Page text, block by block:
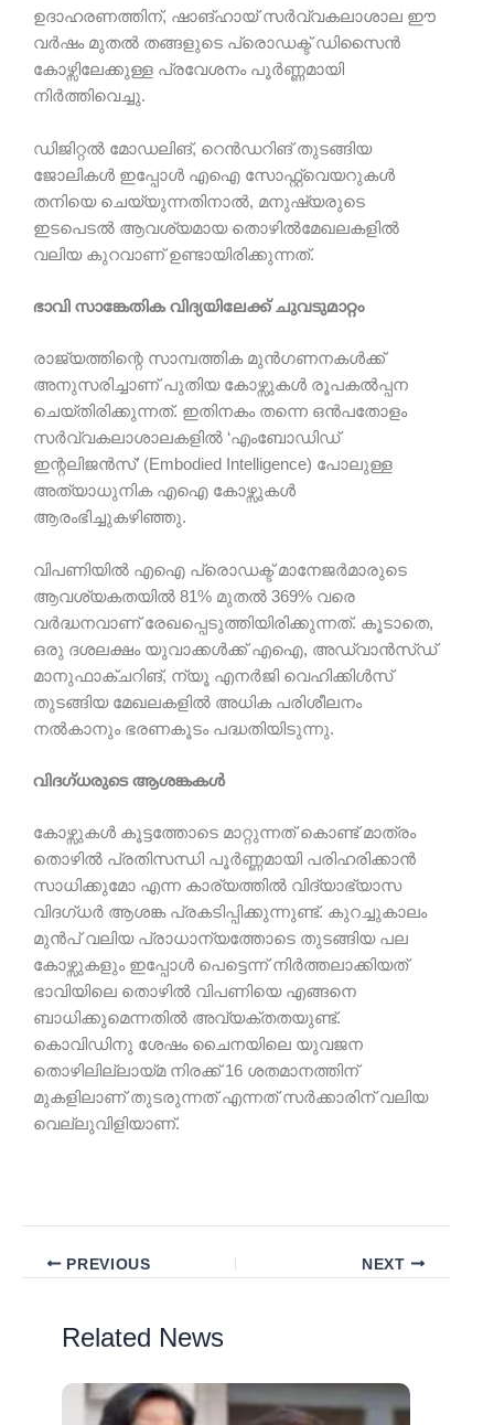
ഉദാഹരണത്തിന്, ഷാങ്ഹായ് സർവ്വകലാശാല ഈ
വർഷം മുതൽ തങ്ങളുടെ പ്രൊഡക്ട് ഡിസൈൻ
കോഴ്സിലേക്കുള്ള പ്രവേശനം പൂർണ്ണമായി
നിർത്തിവെച്ചു.
ഡിജിറ്റൽ മോഡലിങ്, റെൻഡറിങ് തുടങ്ങിയ
ജോലികൾ ഇപ്പോൾ എഐ സോഫ്റ്റ്‌വെയറുകൾ
തനിയെ ചെയ്യുന്നതിനാൽ, മനുഷ്യരുടെ
ഇടപെടൽ ആവശ്യമായ തൊഴിൽമേഖലകളിൽ
വലിയ കുറവാണ് ഉണ്ടായിരിക്കുന്നത്.
ഭാവി സാങ്കേതിക വിദ്യയിലേക്ക് ചുവടുമാറ്റം
രാജ്യത്തിന്റെ സാമ്പത്തിക മുൻഗണനകൾക്ക്
അനുസരിച്ചാണ് പുതിയ കോഴ്സുകൾ രൂപകൽപ്പന
ചെയ്തിരിക്കുന്നത്. ഇതിനകം തന്നെ ഒൻപതോളം
സർവ്വകലാശാലകളിൽ ‘എംബോഡിഡ്
ഇന്റലിജൻസ്’ (Embodied Intelligence) പോലുള്ള
അത്യാധുനിക എഐ കോഴ്സുകൾ
ആരംഭിച്ചുകഴിഞ്ഞു.
വിപണിയിൽ എഐ പ്രൊഡക്ട് മാനേജർമാരുടെ
ആവശ്യകതയിൽ 81% മുതൽ 369% വരെ
വർദ്ധനവാണ് രേഖപ്പെടുത്തിയിരിക്കുന്നത്. കൂടാതെ,
ഒരു ദശലക്ഷം യുവാക്കൾക്ക് എഐ, അഡ്വാൻസ്ഡ്
മാനുഫാക്ചറിങ്, ന്യൂ എനർജി വെഹിക്കിൾസ്
തുടങ്ങിയ മേഖലകളിൽ അധിക പരിശീലനം
നൽകാനും ഭരണകൂടം പദ്ധതിയിടുന്നു.
വിദഗ്ധരുടെ ആശങ്കകൾ
കോഴ്സുകൾ കൂട്ടത്തോടെ മാറ്റുന്നത് കൊണ്ട് മാത്രം
തൊഴിൽ പ്രതിസന്ധി പൂർണ്ണമായി പരിഹരിക്കാൻ
സാധിക്കുമോ എന്ന കാര്യത്തിൽ വിദ്യാഭ്യാസ
വിദഗ്ധർ ആശങ്ക പ്രകടിപ്പിക്കുന്നുണ്ട്. കുറച്ചുകാലം
മുൻപ് വലിയ പ്രാധാന്യത്തോടെ തുടങ്ങിയ പല
കോഴ്സുകളും ഇപ്പോൾ പെട്ടെന്ന് നിർത്തലാക്കിയത്
ഭാവിയിലെ തൊഴിൽ വിപണിയെ എങ്ങനെ
ബാധിക്കുമെന്നതിൽ അവ്യക്തതയുണ്ട്.
കൊവിഡിനു ശേഷം ചൈനയിലെ യുവജന
തൊഴിലില്ലായ്മ നിരക്ക് 16 ശതമാനത്തിന്
മുകളിലാണ് തുടരുന്നത് എന്നത് സർക്കാരിന് വലിയ
വെല്ലുവിളിയാണ്.
PREVIOUS NEXT
Related News